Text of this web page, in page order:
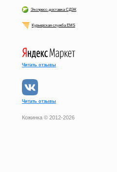
Экспресс-доставка СДЭК
Курьерская служба EMS
Читать отзывы
Читать отзывы
Кожинка © 2012-2026